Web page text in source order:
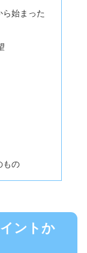
始まった
もの
ントか